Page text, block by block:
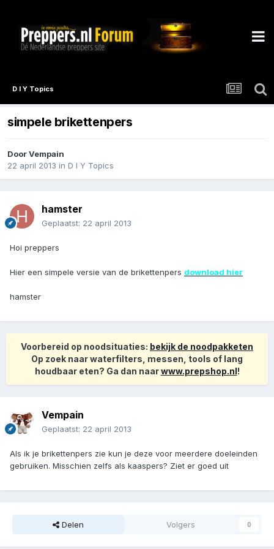
D I Y Topics
simpele brikettenpers
DoorVempain
22 april 2013 in D I Y Topics
hamster
Geplaatst: 22 april 2013
Hoi preppers
Hier een simpele versie van de brikettenpers download hier
hamster
Voorbereid op noodsituaties: bekijk de noodpakketen
Op zoek naar waterfilters, messen, tools of lang
houdbaar eten? Ga dan naarwww.prepshop.nl!
Vempain
Geplaatst: 22 april 2013
Als ik je brikettenpers zie kun je deze voor meerdere doeleinden
gebruiken. Misschien zelfs als kaaspers? Ziet er goed uit
Delen Volgers 0